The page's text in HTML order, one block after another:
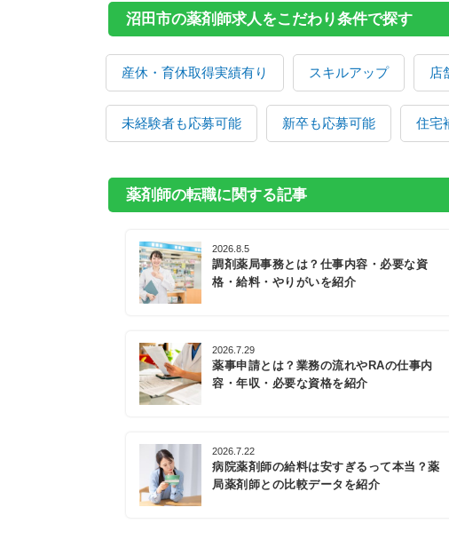
沼田市の薬剤師求人をこだわり条件で探す
産休・育休取得実績有り スキルアップ 店
未経験者も応募可能 新卒も応募可能 住宅
薬剤師の転職に関する記事
2026.8.5
調剤薬局事務とは？仕事内容・必要な資
格・給料・やりがいを紹介
2026.7.29
薬事申請とは？業務の流れやRAの仕事内
容・年収・必要な資格を紹介
2026.7.22
病院薬剤師の給料は安すぎるって本当？薬
局薬剤師との比較データを紹介